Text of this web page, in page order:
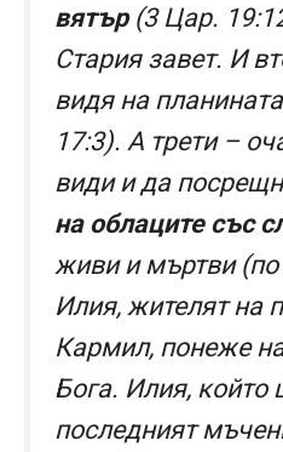
вятър(3 Цар.
Стария завет. И
видя на
17:3). А трети –
види и да
на облаците със
живи и мъртви
Илия, жителят на
Кармил, понеже
Бога. Илия, който
последният